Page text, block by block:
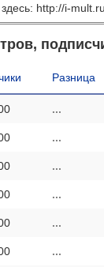
http://i-
Разница
...
...
...
...
...
...